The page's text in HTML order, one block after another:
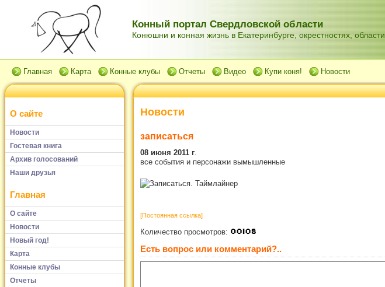
Конный портал Свердловской области
Конюшни и конная жизнь в Екатеринбурге, окрестностях, области
Главная Карта Конные клубы Отчеты Видео Купи коня! Новости
О сайте
Новости
Гостевая книга
Архив голосований
Наши друзья
Главная
О сайте
Новости
Новый год!
Карта
Конные клубы
Отчеты
Новости
записаться
08 июня 2011 г.
все события и персонажи вымышленные
[Постоянная ссылка]
Количество просмотров:
Есть вопрос или комментарий?..